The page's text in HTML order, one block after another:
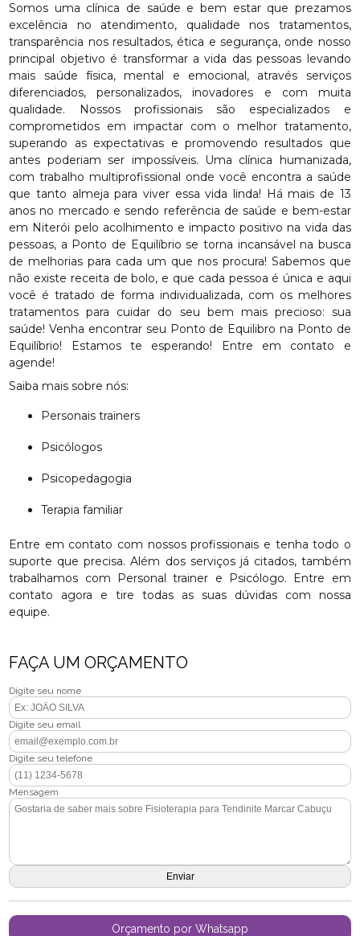
Somos uma clínica de saúde e bem estar que prezamos
excelência no atendimento, qualidade nos tratamentos,
transparência nos resultados, ética e segurança, onde nosso
principal objetivo é transformar a vida das pessoas levando
mais saúde física, mental e emocional, através serviços
diferenciados, personalizados, inovadores e com muita
qualidade. Nossos profissionais são especializados e
comprometidos em impactar com o melhor tratamento,
superando as expectativas e promovendo resultados que
antes poderiam ser impossíveis. Uma clínica humanizada,
com trabalho multiprofissional onde você encontra a saúde
que tanto almeja para viver essa vida linda! Há mais de 13
anos no mercado e sendo referência de saúde e bem-estar
em Niterói pelo acolhimento e impacto positivo na vida das
pessoas, a Ponto de Equilíbrio se torna incansável na busca
de melhorias para cada um que nos procura! Sabemos que
não existe receita de bolo, e que cada pessoa é única e aqui
você é tratado de forma individualizada, com os melhores
tratamentos para cuidar do seu bem mais precioso: sua
saúde! Venha encontrar seu Ponto de Equilibro na Ponto de
Equilíbrio! Estamos te esperando! Entre em contato e
agende!
Saiba mais sobre nós:
Personais trainers
Psicólogos
Psicopedagogia
Terapia familiar
Entre em contato com nossos profissionais e tenha todo o
suporte que precisa. Além dos serviços já citados, também
trabalhamos com Personal trainer e Psicólogo. Entre em
contato agora e tire todas as suas dúvidas com nossa
equipe.
FAÇA UM ORÇAMENTO
Digite seu nome
Digite seu email
Digite seu telefone
Mensagem
Orçamento por Whatsapp